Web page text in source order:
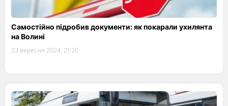
Самостійно підробив документи: як покарали ухилянта
на Волині
23 вересня 2024, 21:20